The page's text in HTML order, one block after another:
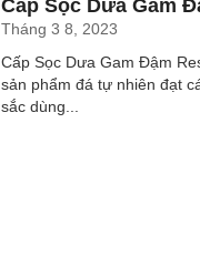
Cấp Sọc Dưa Gam
Tháng 3 8, 2023
Cấp Sọc Dưa Gam Đậm
sản phẩm đá tự nhiên đạt
sắc dùng...